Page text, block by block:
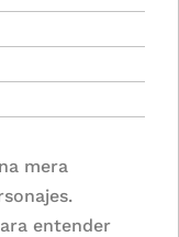
mera
entender